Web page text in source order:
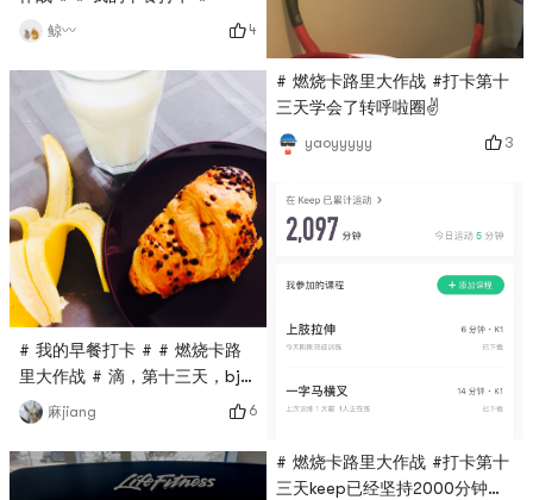
鲸〰️ 4
# 我的早餐打卡 # # 燃烧卡路
里大作战 # 滴，第十三天，bj的
巧克力牛角面包和香蕉，牛奶
麻jiang 6
# 燃烧卡路里大作战 #打卡第十
三天学会了转呼啦圈✌️
yaoyyyyy 3
# 燃烧卡路里大作战 #打卡第十
三天keep已经坚持2000分钟